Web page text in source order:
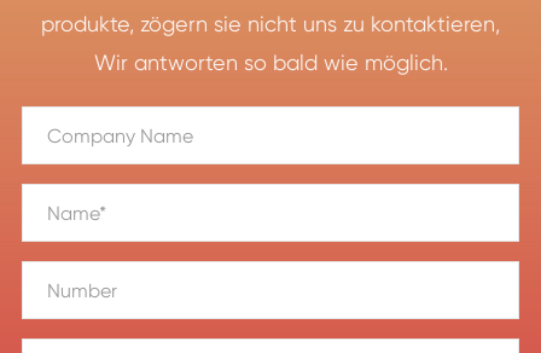
produkte, zögern sie nicht uns zu kontaktieren,
Wir antworten so bald wie möglich.